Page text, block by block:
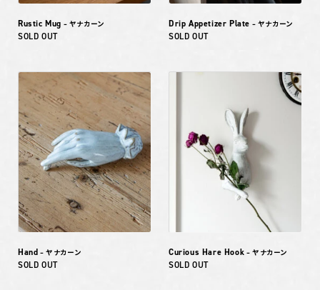
Rustic Mug – ヤナカーン
SOLD OUT
Drip Appetizer Plate – ヤナカーン
SOLD OUT
Hand – ヤナカーン
SOLD OUT
Curious Hare Hook – ヤナカーン
SOLD OUT